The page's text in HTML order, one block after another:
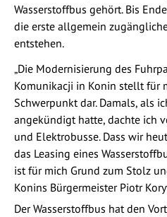
Wasserstoffbus gehört. Bis
die erste allgemein
entstehen.
„Die Modernisierung des
Komunikacji in Konin stellt für
Schwerpunkt dar. Damals, als
angekündigt hatte, dachte ich
und Elektrobusse. Dass wir
das Leasing eines
ist für mich Grund zum Stolz
Konins Bürgermeister Piotr
Der Wasserstoffbus hat den